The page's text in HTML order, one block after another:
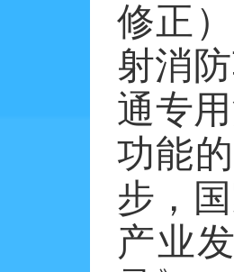
修正
射消
通专
功能
步，
产业